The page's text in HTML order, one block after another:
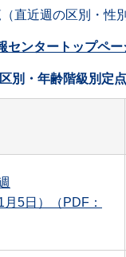
直近週の区別・性
センタートップペー
別・年齢階級別定
月5日）（PDF：